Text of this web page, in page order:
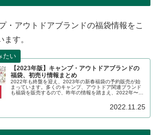
・アウトドアブランドの福袋情報をこ
す。
【2023年版】キャンプ・アウトドアブランドの
福袋、初売り情報まとめ
2022年も終盤を迎え、2023年の新春福袋の予約販売が始
まっています。多くのキャンプ、アウトドア関連ブランド
も福袋を販売するので、昨年の情報を踏まえ、2022年〜
2022.11.25